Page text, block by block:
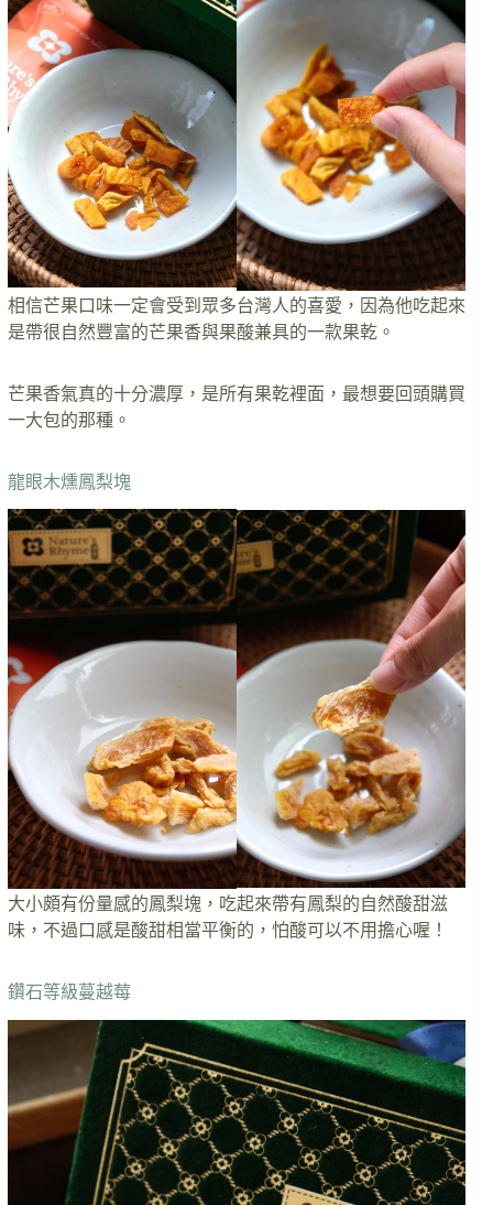
相信芒果口味一定會受到眾多台灣人的喜愛，因為他吃起來
是帶很自然豐富的芒果香與果酸兼具的一款果乾。
芒果香氣真的十分濃厚，是所有果乾裡面，最想要回頭購買
一大包的那種。
龍眼木燻鳳梨塊
大小頗有份量感的鳳梨塊，吃起來帶有鳳梨的自然酸甜滋
味，不過口感是酸甜相當平衡的，怕酸可以不用擔心喔！
鑽石等級蔓越莓